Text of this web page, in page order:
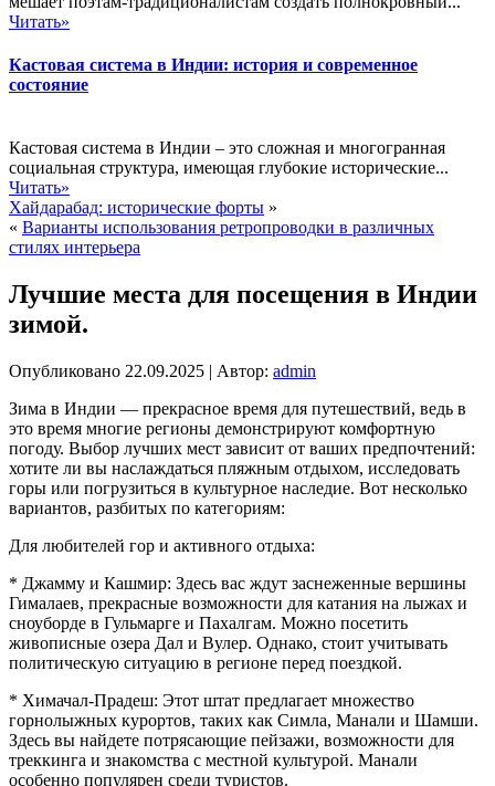
Читать»
Кастовая система в Индии: история и современное
состояние
Кастовая система в Индии – это сложная и многогранная
социальная структура, имеющая глубокие исторические...
Читать»
Хайдарабад: исторические форты »
« Варианты использования ретропроводки в различных
стилях интерьера
Лучшие места для посещения в Индии
зимой.
Опубликовано 22.09.2025 | Автор: admin
Зима в Индии — прекрасное время для путешествий, ведь в
это время многие регионы демонстрируют комфортную
погоду. Выбор лучших мест зависит от ваших предпочтений:
хотите ли вы наслаждаться пляжным отдыхом, исследовать
горы или погрузиться в культурное наследие. Вот несколько
вариантов, разбитых по категориям:
Для любителей гор и активного отдыха:
* Джамму и Кашмир: Здесь вас ждут заснеженные вершины
Гималаев, прекрасные возможности для катания на лыжах и
сноуборде в Гульмарге и Пахалгам. Можно посетить
живописные озера Дал и Вулер. Однако, стоит учитывать
политическую ситуацию в регионе перед поездкой.
* Химачал-Прадеш: Этот штат предлагает множество
горнолыжных курортов, таких как Симла, Манали и Шамши.
Здесь вы найдете потрясающие пейзажи, возможности для
треккинга и знакомства с местной культурой. Манали
особенно популярен среди туристов.